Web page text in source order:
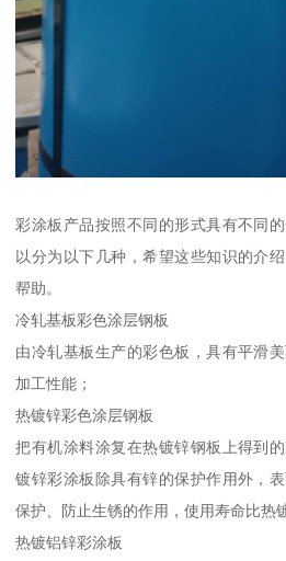
彩涂板产品按照不同的形式具有不同
以分为以下几种，希望这些知识的介
帮助。
冷轧基板彩色涂层钢板
由冷轧基板生产的彩色板，具有平滑
加工性能；
热镀锌彩色涂层钢板
把有机涂料涂复在热镀锌钢板上得到
镀锌彩涂板除具有锌的保护作用外，
保护、防止生锈的作用，使用寿命比热
热镀铝锌彩涂板